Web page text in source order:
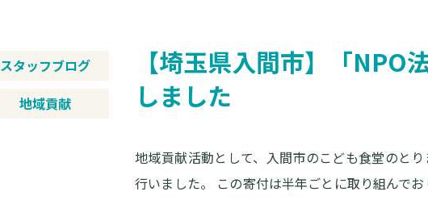
スタッフブログ
地域貢献
【埼玉県入間市】「
しました
地域貢献活動として、入間市のこども食堂のと
行いました。 この寄付は半年ごとに取り組んで